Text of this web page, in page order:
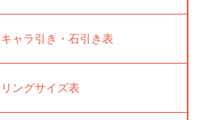
キャラ引き・石引き表
リングサイズ表